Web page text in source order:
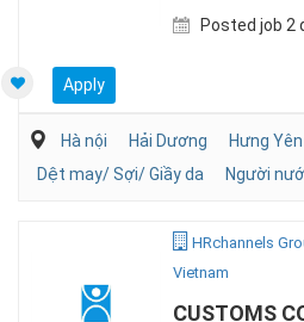
Posted job 2
Apply
Hà nội Hải Dương
Hưng Yên
Dệt may/ Sợi/ Giầy da
Người
HRchannels
Vietnam
CUSTOMS